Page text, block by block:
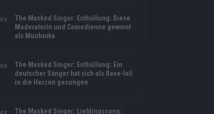
The Masked Singer: Enthüllung: Diese
Moderatorin und Comedienne gewinnt
als Muuhnika
The Masked Singer: Enthüllung: Ein
deutscher Sänger hat sich als Rave-Ioli
in die Herzen gesungen
The Masked Singer: Lieblingssong: